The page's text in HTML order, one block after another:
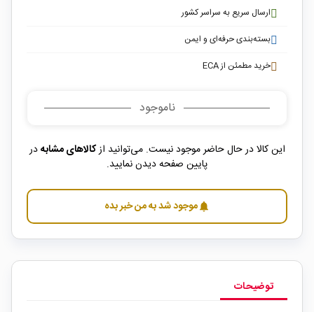
ارسال سریع به سراسر کشور
بسته‌بندی حرفه‌ای و ایمن
خرید مطمئن از ECA
ناموجود
این کالا در حال حاضر موجود نیست. می‌توانید ازکالاهای مشابهدر
پایین صفحه دیدن نمایید.
notificationsموجود شد به من خبر بده
توضیحات